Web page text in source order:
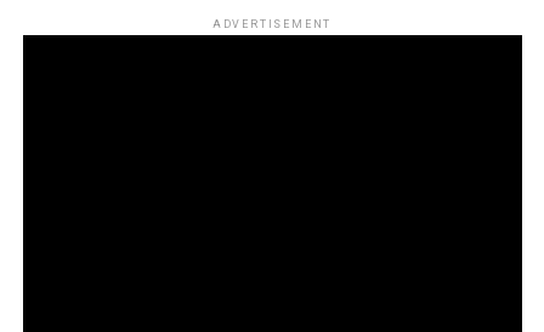
ADVERTISEMENT